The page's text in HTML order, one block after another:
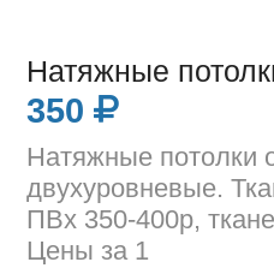
Натяжные
350
Натяжные потолки
двухуровневые.
ПВх 350-400р,
Цены за 1